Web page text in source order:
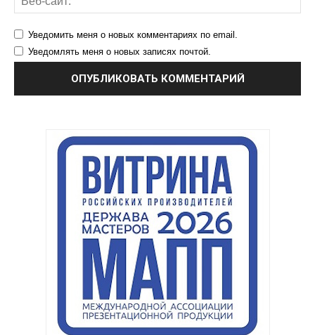
Уведомить меня о новых комментариях по email.
Уведомлять меня о новых записях почтой.